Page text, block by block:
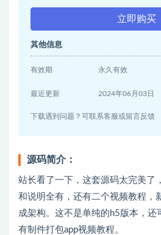
立即购买
其他信息
有效期 永久有效
最近更新 2024年06月03日
下载遇到问题？可联系客服或留言反馈
源码简介：
站长看了一下，这套源码太完美了
和说明全有，还有二个视频教程，
成架构。这不是单纯的h5版本，还
有制件打包app视频教程。